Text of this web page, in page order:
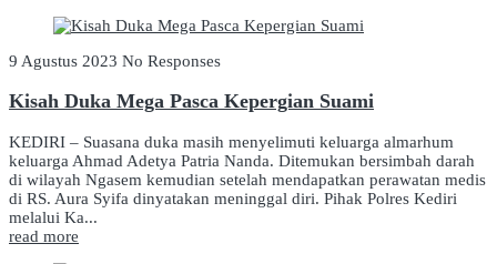
9 Agustus 2023 No Responses
Kisah Duka Mega Pasca Kepergian Suami
KEDIRI – Suasana duka masih menyelimuti keluarga almarhum
keluarga Ahmad Adetya Patria Nanda. Ditemukan bersimbah darah
di wilayah Ngasem kemudian setelah mendapatkan perawatan medis
di RS. Aura Syifa dinyatakan meninggal diri. Pihak Polres Kediri
melalui Ka...
read more